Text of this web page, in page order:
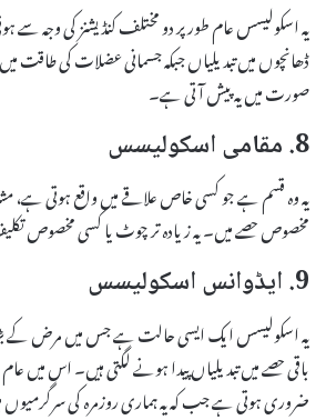
یہ اسکولیسس عام طور پر دو مختلف کنڈیشنز کی وجہ سے
ڈھانچوں میں تبدیلیاں جبکہ جسمانی عضلات کی طاقت
صورت میں یہ پیش آتی ہے۔
8. مقامی اسکولیسس
یہ وہ قسم ہے جو کسی خاص علاقے میں واقع ہوتی ہے،
مخصوص حصے میں۔ یہ زیادہ تر چوٹ یا کسی مخصوص
9. ایڈوانس اسکولیسس
یہ اسکولیسس ایک ایسی حالت ہے جس میں مرض کے
باقی حصے میں تبدیلیاں پیدا ہونے لگتی ہیں۔ اس میں
ضروری ہوتی ہے جب کہ یہ ہماری روزمرہ کی